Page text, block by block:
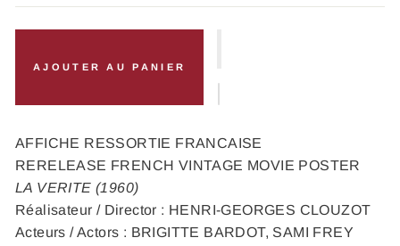
AJOUTER AU PANIER
AFFICHE RESSORTIE FRANCAISE
RERELEASE FRENCH VINTAGE MOVIE POSTER
LA VERITE (1960)
Réalisateur / Director : HENRI-GEORGES CLOUZOT
Acteurs / Actors : BRIGITTE BARDOT, SAMI FREY